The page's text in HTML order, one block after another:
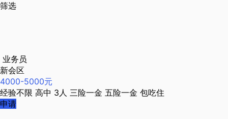
筛选
业务员
新会区
4000-5000元
经验不限 高中 3人 三险一金 五险一金 包吃住
申请